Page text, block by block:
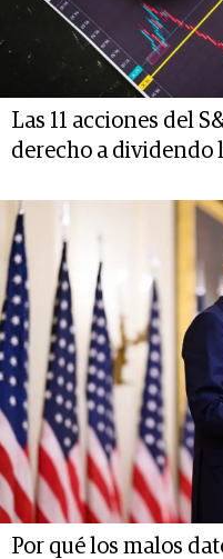
Las 11 acciones del
derecho a dividendo
Por qué los malos